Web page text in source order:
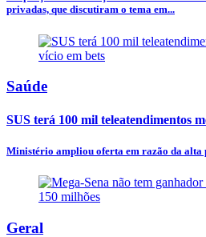
privadas, que discutiram o tema em...
Saúde
SUS terá 100 mil teleatendimentos
Ministério ampliou oferta em razão da alta
Geral